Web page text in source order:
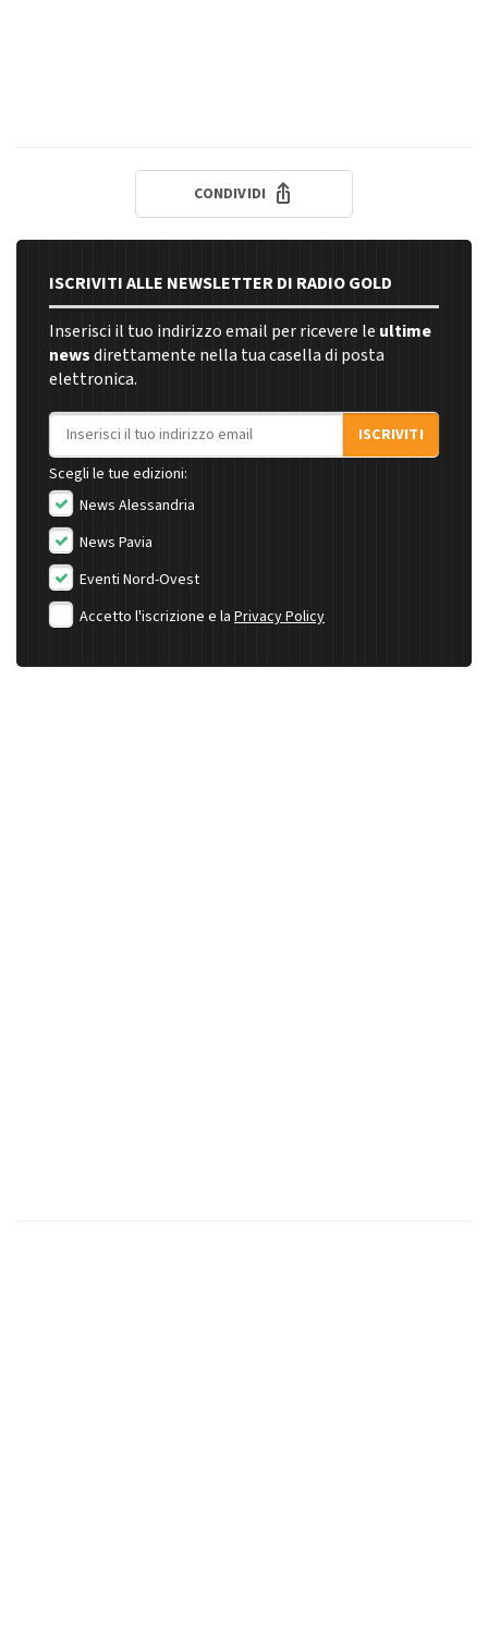
CONDIVIDI
ISCRIVITI ALLE NEWSLETTER DI RADIO GOLD
Inserisci il tuo indirizzo email per ricevere le ultime
newsdirettamente nella tua casella di posta
elettronica.
Indirizzo email
ISCRIVITI
Scegli le tue edizioni:
News Alessandria
News Pavia
Eventi Nord-Ovest
Accetto l'iscrizione e la Privacy Policy